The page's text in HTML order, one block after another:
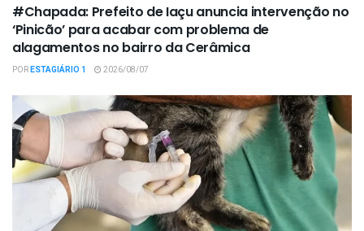
#Chapada: Prefeito de Iaçu anuncia intervenção no
‘Pinicão’ para acabar com problema de
alagamentos no bairro da Cerâmica
PORESTAGIÁRIO 1 2026/08/07